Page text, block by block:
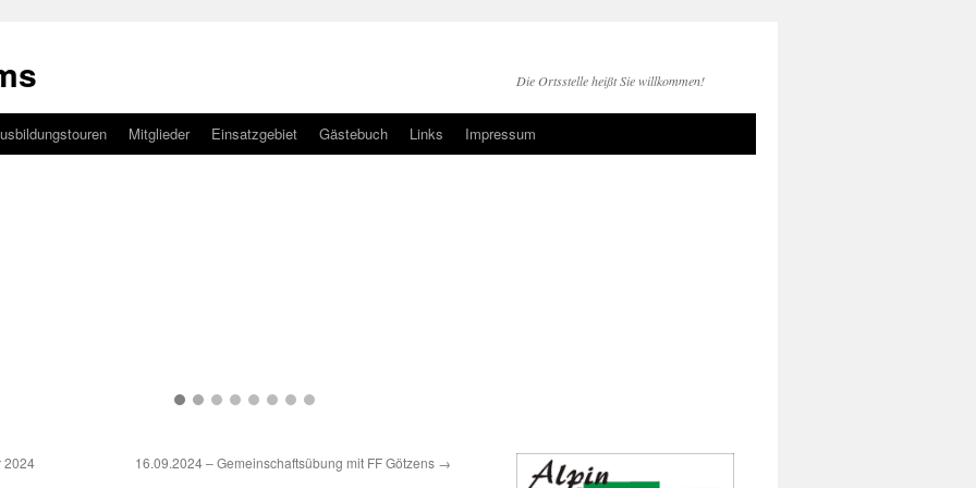
Die Ortsstelle heißt Sie willkommen!
Mitglieder Einsatzgebiet Gästebuch Links Impressum
2024 16.09.2024 – Gemeinschaftsübung mit FF Götzens →